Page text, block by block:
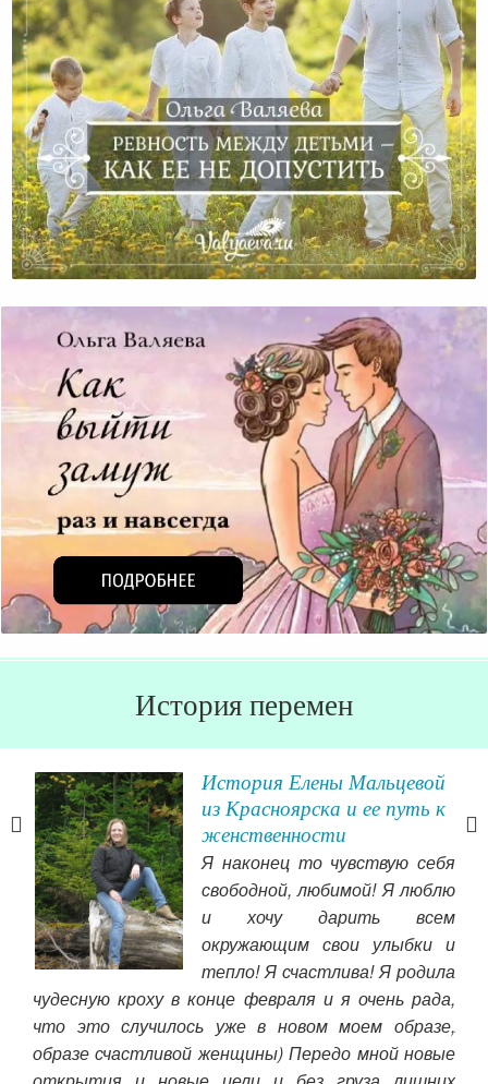
Ревность Между Детьми – Как Ее Не Допустить
История перемен
История Елены Мальцевой
из Красноярска и ее путь к
женственности
Я наконец то чувствую себя
свободной, любимой! Я люблю
и хочу дарить всем
окружающим свои улыбки и
тепло! Я счастлива! Я родила
чудесную кроху в конце февраля и я очень рада,
что это случилось уже в новом моем образе,
образе счастливой женщины) Передо мной новые